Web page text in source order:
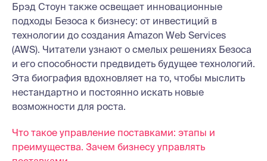
Брэд Стоун также освещает инновационные
подходы Безоса к бизнесу: от инвестиций в
технологии до создания Amazon Web Services
(AWS). Читатели узнают о смелых решениях Безоса
и его способности предвидеть будущее технологий.
Эта биография вдохновляет на то, чтобы мыслить
нестандартно и постоянно искать новые
возможности для роста.
Что такое управление поставками: этапы и
преимущества. Зачем бизнесу управлять